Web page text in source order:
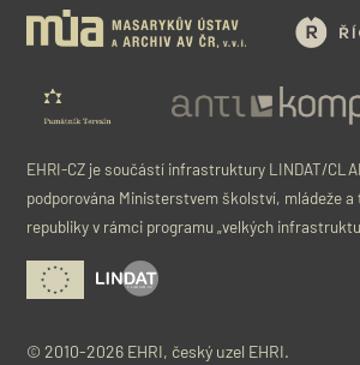
EHRI-CZ je součástí infrastruktury LINDAT/
podporována Ministerstvem školství, mládeže a
republiky v rámci programu „velkých
© 2010-2026 EHRI, český uzel EHRI.